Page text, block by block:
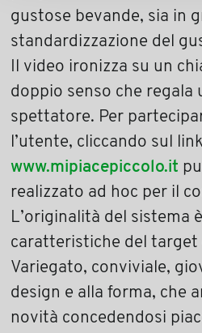
gustose bevande, sia in
standardizzazione del
Il video ironizza su un
doppio senso che regala
spettatore. Per
l’utente, cliccando sul link
www.mipiacepiccolo.it
realizzato ad hoc per il
L’originalità del sistema
caratteristiche del
Variegato, conviviale,
design e alla forma, che
novità concedendosi